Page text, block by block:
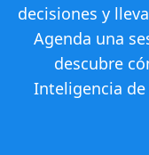
decisiones y
Agenda una
descubre
Inteligencia